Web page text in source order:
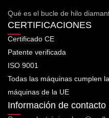
Qué es el bucle de hilo
CERTIFICACIONES
Certificado CE
Patente verificada
ISO 9001
Todas las máquinas cumplen
máquinas de la UE
Información de contacto